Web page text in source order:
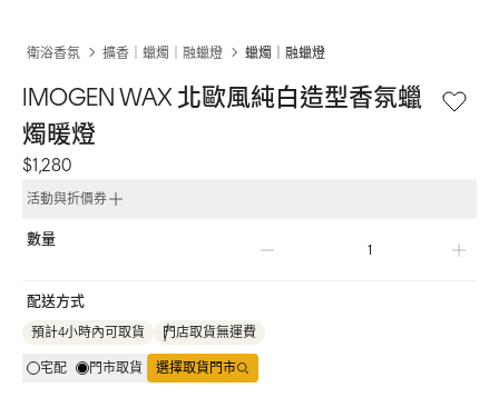
衛浴香氛 擴香｜蠟燭｜融蠟燈 蠟燭｜融蠟燈
IMOGEN WAX 北歐風純白造型香氛蠟
燭暖燈
$1,280
活動與折價券
數量
配送方式
預計4小時內可取貨 門店取貨無運費
宅配 門市取貨 選擇取貨門市